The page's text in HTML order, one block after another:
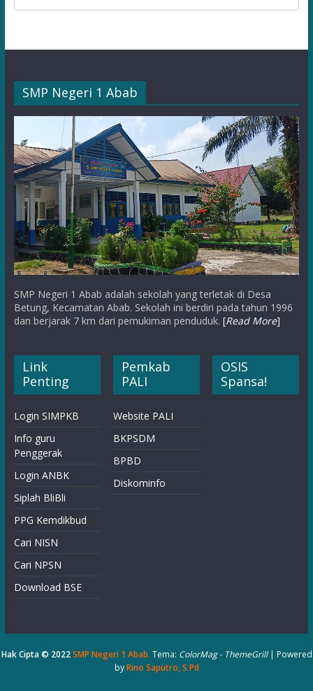
SMP Negeri 1 Abab
SMP Negeri 1 Abab adalah sekolah yang terletak di Desa
Betung, Kecamatan Abab. Sekolah ini berdiri pada tahun 1996
dan berjarak 7 km dari pemukiman penduduk. [Read More]
Link
Penting
Login SIMPKB
Info guru
Penggerak
Login ANBK
Siplah BliBli
PPG Kemdikbud
Cari NISN
Cari NPSN
Download BSE
Pemkab
PALI
Website PALI
BKPSDM
BPBD
Diskominfo
OSIS
Spansa!
Hak Cipta © 2022 SMP Negeri 1 Abab. Tema: ColorMag - ThemeGrill| Powered
by Rino Saputro, S.Pd